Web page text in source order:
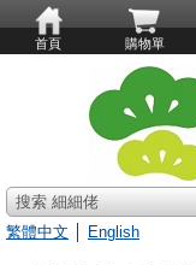
首頁 購物單
搜索 細細佬
繁體中文
English